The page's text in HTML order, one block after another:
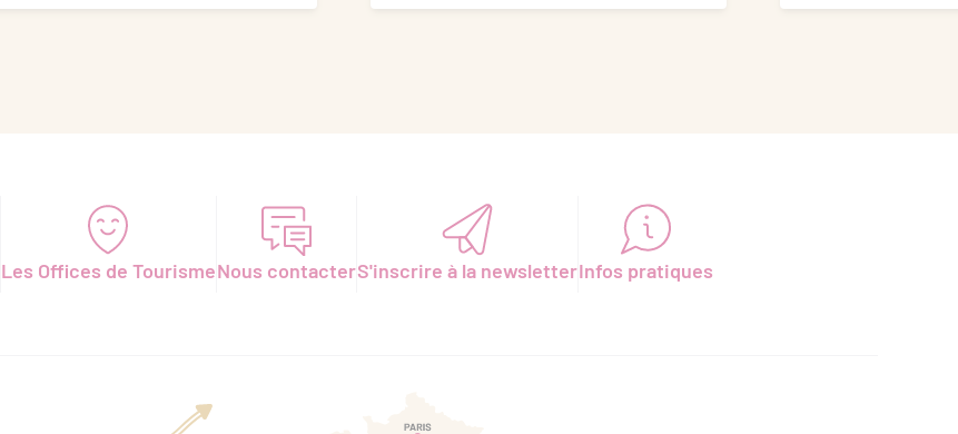
Les Offices de TourismeNous contacterS'inscrire à la newsletterInfos pratiques